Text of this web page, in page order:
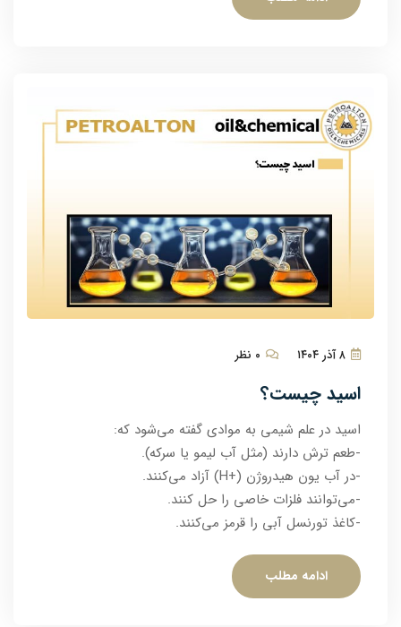
اسید چیست؟
اسید در علم شیمی به موادی گفته می‌شود که:
-طعم ترش دارند (مثل آب لیمو یا سرکه).
-در آب یون هیدروژن (+H) آزاد می‌کنند.
-می‌توانند فلزات خاصی را حل کنند.
-کاغذ تورنسل آبی را قرمز می‌کنند.
ادامه مطلب